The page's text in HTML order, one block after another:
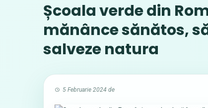
Școala verde din
mănânce sănătos,
salveze natura
5 Februarie 2024 de